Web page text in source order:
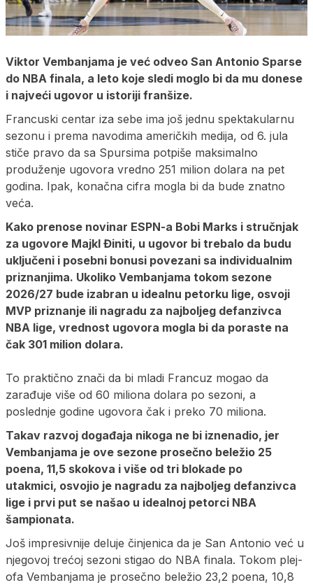
Viktor Vembanjama je već odveo San Antonio Sparse
do NBA finala, a leto koje sledi moglo bi da mu donese
i najveći ugovor u istoriji franšize.
Francuski centar iza sebe ima još jednu spektakularnu
sezonu i prema navodima američkih medija, od 6. jula
stiče pravo da sa Spursima potpiše maksimalno
produženje ugovora vredno 251 milion dolara na pet
godina. Ipak, konačna cifra mogla bi da bude znatno
veća.
Kako prenose novinar ESPN-a Bobi Marks i stručnjak
za ugovore Majkl Điniti, u ugovor bi trebalo da budu
uključeni i posebni bonusi povezani sa individualnim
priznanjima. Ukoliko Vembanjama tokom sezone
2026/27 bude izabran u idealnu petorku lige, osvoji
MVP priznanje ili nagradu za najboljeg defanzivca
NBA lige, vrednost ugovora mogla bi da poraste na
čak 301 milion dolara.
To praktično znači da bi mladi Francuz mogao da
zarađuje više od 60 miliona dolara po sezoni, a
poslednje godine ugovora čak i preko 70 miliona.
Takav razvoj događaja nikoga ne bi iznenadio, jer
Vembanjama je ove sezone prosečno beležio 25
poena, 11,5 skokova i više od tri blokade po
utakmici, osvojio je nagradu za najboljeg defanzivca
lige i prvi put se našao u idealnoj petorci NBA
šampionata.
Još impresivnije deluje činjenica da je San Antonio već u
njegovoj trećoj sezoni stigao do NBA finala. Tokom plej-
ofa Vembanjama je prosečno beležio 23,2 poena, 10,8